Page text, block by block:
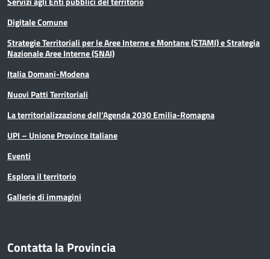
Digitale Comune
Strategie Territoriali per le Aree Interne e Montane (STAMI) e Strategia
Nazionale Aree Interne (SNAI)
Italia Domani-Modena
Nuovi Patti Territoriali
La territorializzazione dell’Agenda 2030 Emilia-Romagna
UPI – Unione Province Italiane
Eventi
Esplora il territorio
Gallerie di immagini
Contatta la Provincia